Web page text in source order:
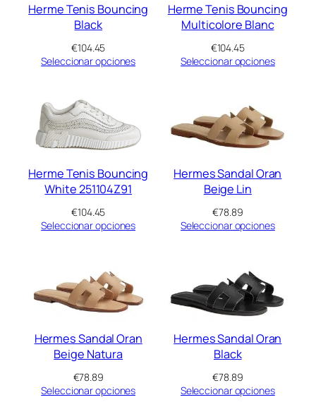
Herme Tenis Bouncing
Black
€104.45
Seleccionar opciones
Herme Tenis Bouncing
Multicolore Blanc
€104.45
Seleccionar opciones
Herme Tenis Bouncing
White 251104Z91
€104.45
Seleccionar opciones
Hermes Sandal Oran
Beige Lin
€78.89
Seleccionar opciones
Hermes Sandal Oran
Beige Natura
€78.89
Seleccionar opciones
Hermes Sandal Oran
Black
€78.89
Seleccionar opciones